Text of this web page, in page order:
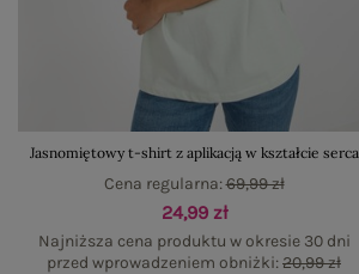
Jasnomiętowy t-shirt z aplikacją w kształcie serca
24,99 zł
Najniższa cena produktu w okresie 30 dni
przed wprowadzeniem obniżki:20,99 zł
Cena regularna:69,99 zł